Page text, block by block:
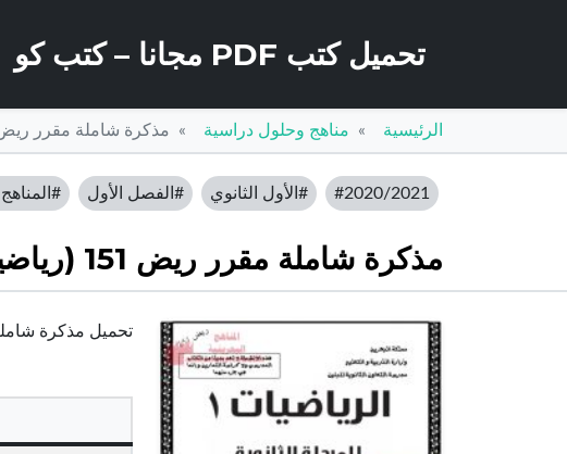
تحميل كتب PDF مجانا – كتب كو
الرئيسية مناهج وحلول دراسية مذكرة شاملة مقرر ريض 151 (رياضيات) الأول
#2020/2021 #الأول الثانوي #الفصل الأول #المناهج
مذكرة شاملة مقرر ريض 151 (رياضيات) الأول الثانوي
تحميل مذكرة شاملة مقرر ريض 151